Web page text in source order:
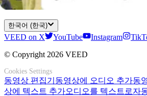
층을 늘려보세요.
한국어 (한국)
VEED on X YouTube Instagram
© Copyright 2026 VEED
Cookies Settings
동영상 편집기 동영상에 오디오 추가동
상에 텍스트 추가오디오를 텍스트로자